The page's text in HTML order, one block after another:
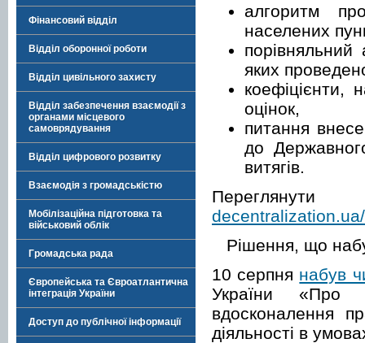
Фінансовий відділ
Відділ оборонної роботи
Відділ цивільного захисту
Відділ забезпечення взаємодії з
органами місцевого
самоврядування
Відділ цифрового розвитку
Взаємодія з громадськістю
Мобілізаційна підготовка та
військовий облік
Громадська рада
Європейська та Євроатлантична
інтеграція України
Доступ до публічної інформації
алгоритм
населених
яких
коефіцієнти,
оцінок,
питання
до
витягів.
Рішення, що
10 серпня набув
України «Про
вдосконалення
діяльності в